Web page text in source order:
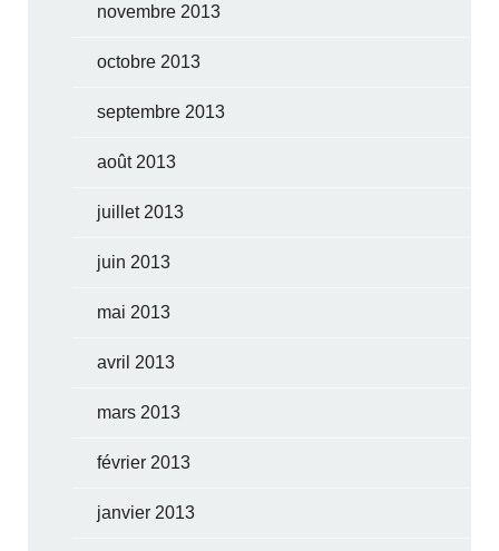
novembre 2013
octobre 2013
septembre 2013
août 2013
juillet 2013
juin 2013
mai 2013
avril 2013
mars 2013
février 2013
janvier 2013